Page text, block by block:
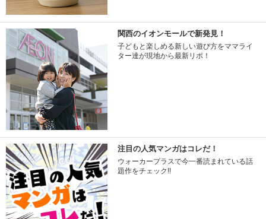
関西のイオンモールで新発見！
子どもと楽しめる新しい遊び方をママライ
ター達が現地から最新リポ！
注目の人気マンガはコレだ！
ウォーカープラスで今一番読まれている話
題作をチェック!!